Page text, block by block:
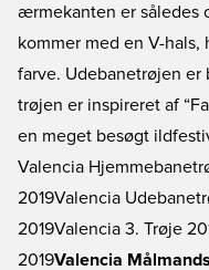
ærmekanten er således
kommer med en V-
farve. Udebanetrøjen er
trøjen er inspireret af
en meget besøgt
Valencia
2019Valencia
2019Valencia 3. Trøje
2019Valencia